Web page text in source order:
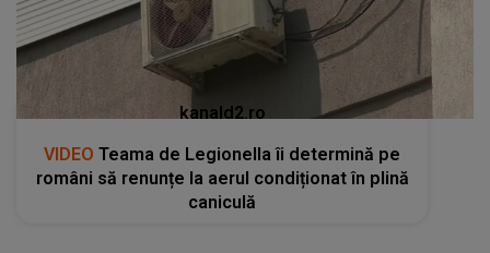
kanald2.ro
VIDEO Teama de Legionella îi determină pe
români să renunțe la aerul condiționat în plină
caniculă